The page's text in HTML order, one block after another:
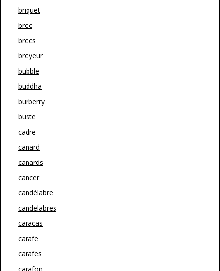
briquet
broc
brocs
broyeur
bubble
buddha
burberry
buste
cadre
canard
canards
cancer
candélabre
candelabres
caracas
carafe
carafes
carafon